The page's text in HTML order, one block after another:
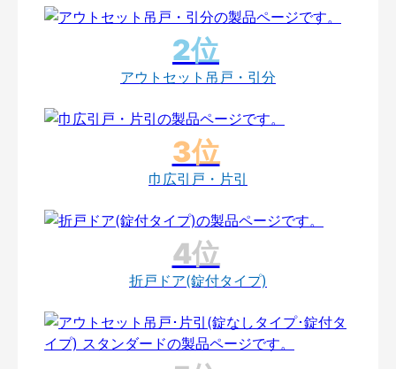
アウトセット吊戸・引分
巾広引戸・片引
折戸ドア(錠付タイプ)